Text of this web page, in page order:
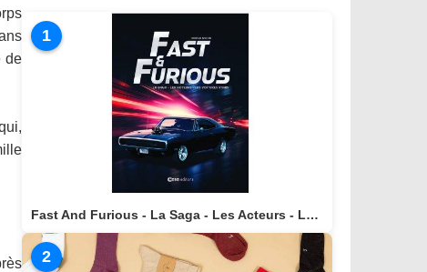
de
1
Fast And Furious - La Saga - Les Acteurs - Les Voitures Stars actuellement disponible en librairie
2